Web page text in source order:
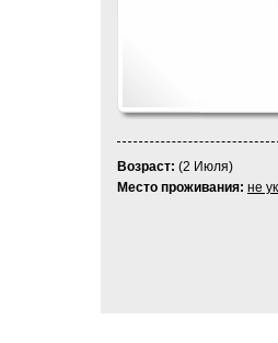
Возраст: (2 Июля)
Место проживания: не